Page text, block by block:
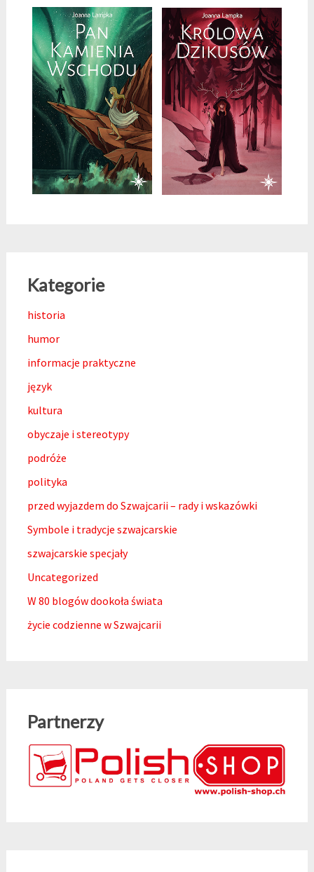
Kategorie
historia
humor
informacje praktyczne
język
kultura
obyczaje i stereotypy
podróże
polityka
przed wyjazdem do Szwajcarii – rady i wskazówki
Symbole i tradycje szwajcarskie
szwajcarskie specjały
Uncategorized
W 80 blogów dookoła świata
życie codzienne w Szwajcarii
Partnerzy